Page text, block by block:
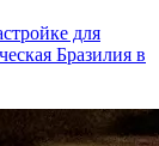
для
Бразилия в